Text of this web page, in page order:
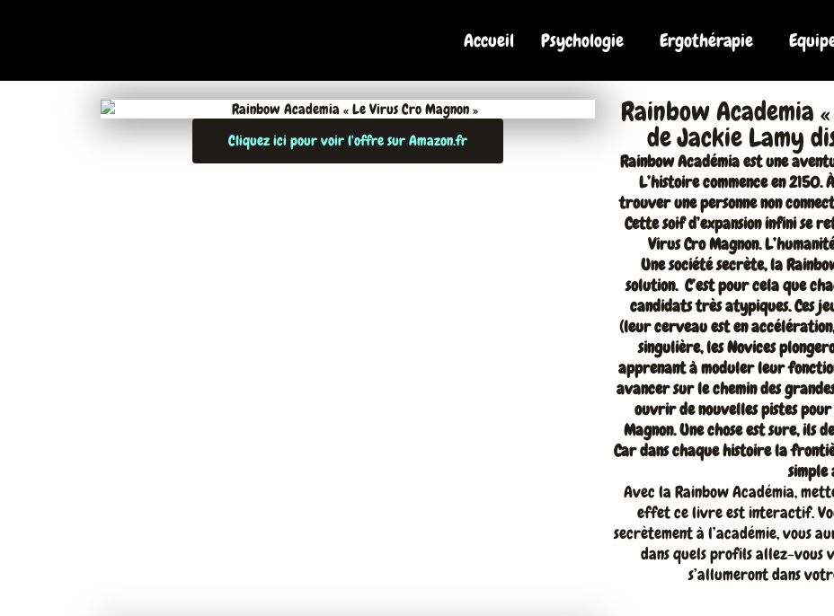
Accueil Psychologie Ergothérapie
Cliquez ici pour voir l'offre sur Amazon.fr
Rainbow Academia
de Jackie Lamy
Rainbow Académia est une
L’histoire commence en
trouver une personne non
Cette soif d’expansion infini se
Virus Cro Magnon.
Une société secrète, la
solution. C’est pour cela que
candidats très atypiques. Ces
(leur cerveau est en
singulière, les Novices
apprenant à moduler leur
avancer sur le chemin des
ouvrir de nouvelles pistes
Magnon. Une chose est sure, ils
Car dans chaque histoire la
Avec la Rainbow Académia,
effet ce livre est interactif.
secrètement à l’académie, vous
dans quels profils allez-vous
s’allumeront dans